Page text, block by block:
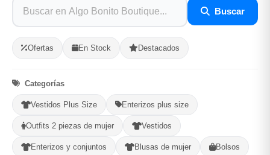
Buscar
Ofertas En Stock Destacados
Categorías
Vestidos Plus Size Enterizos plus size
Outfits 2 piezas de mujer Vestidos
Enterizos y conjuntos Blusas de mujer Bolsos
En Stock
Listo para Entregar
Opciones de Envio
1 Ubicacion 2 Ruta
Selecciona tu ubicacion
PROVINCIA